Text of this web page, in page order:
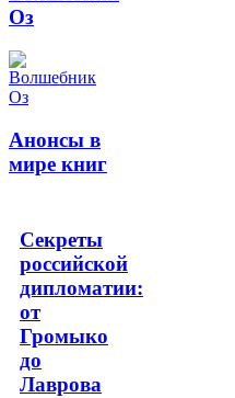
Оз
Анонсы в
мире книг
Секреты
российской
дипломатии:
от
Громыко
до
Лаврова